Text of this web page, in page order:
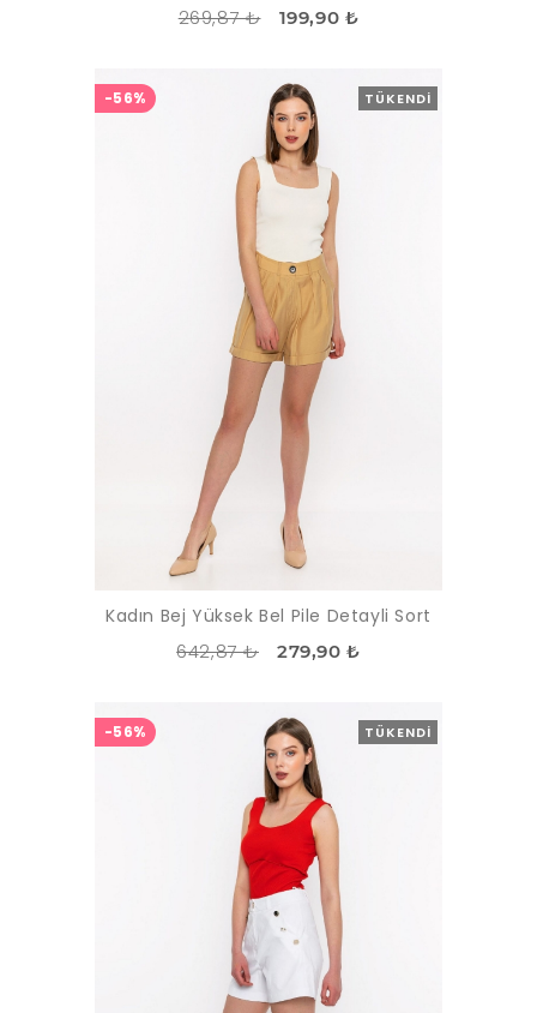
269,87 ₺ 199,90 ₺
TÜKENDI
-56%
Kadın Bej Yüksek Bel Pile Detayli Sort
642,87 ₺ 279,90 ₺
TÜKENDI
-56%